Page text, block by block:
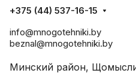
+375 (44) 537-16-15
info@mnogotehniki.by
beznal@mnogotehniki.by
Минский район,